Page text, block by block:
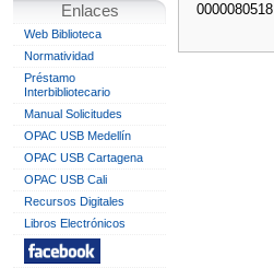
Enlaces
Web Biblioteca
Normatividad
Préstamo
Interbibliotecario
Manual Solicitudes
OPAC USB Medellín
OPAC USB Cartagena
OPAC USB Cali
Recursos Digitales
Libros Electrónicos
0000080518